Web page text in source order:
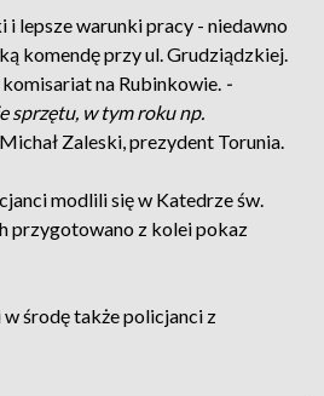
i lepsze warunki pracy - niedawno
komendę przy ul. Grudziądzkiej.
na Rubinkowie. -
sprzętu, w tym roku np.
Zaleski, prezydent Torunia.
modlili się w Katedrze św.
przygotowano z kolei pokaz
środę także policjanci z